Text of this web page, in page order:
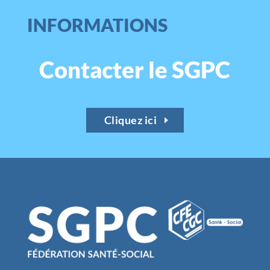
INFORMATIONS
Contacter le SGPC
Cliquez ici